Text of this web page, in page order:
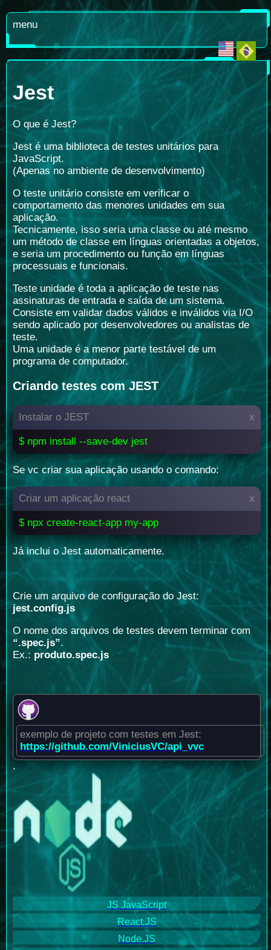
menu
Jest
O que é Jest?
Jest é uma biblioteca de testes unitários para
JavaScript.
(Apenas no ambiente de desenvolvimento)
O teste unitário consiste em verificar o
comportamento das menores unidades em sua
aplicação.
Tecnicamente, isso seria uma classe ou até mesmo
um método de classe em línguas orientadas a objetos,
e seria um procedimento ou função em línguas
processuais e funcionais.
Teste unidade é toda a aplicação de teste nas
assinaturas de entrada e saída de um sistema.
Consiste em validar dados válidos e inválidos via I/O
sendo aplicado por desenvolvedores ou analistas de
teste.
Uma unidade é a menor parte testável de um
programa de computador.
Criando testes com JEST
Instalar o JEST x
$ npm install --save-dev jest
Se vc criar sua aplicação usando o comando:
Criar um aplicação react x
$ npx create-react-app my-app
Já inclui o Jest automaticamente.
Crie um arquivo de configuração do Jest:
jest.config.js
O nome dos arquivos de testes devem terminar com
“.spec.js”.
Ex.: produto.spec.js
exemplo de projeto com testes em Jest:
https://github.com/ViniciusVC/api_vvc
.
JS JavaScript
React.JS
Node.JS